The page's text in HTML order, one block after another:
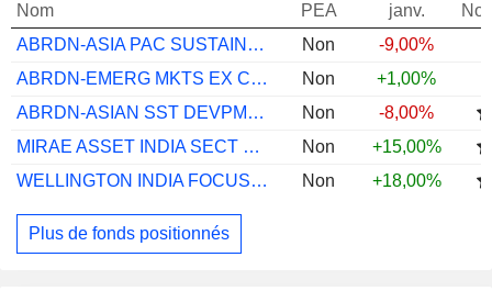
Nom PEA
janv.
ABRDN-ASIA PAC SUSTAINABLE EQ A ACC USD
Non
-9,00%
ABRDN-EMERG MKTS EX CHINA EQ I ACC EUR
Non
+1,00%
ABRDN-ASIAN SST DEVPMT EQUITY A ACC EUR
Non
-8,00%
MIRAE ASSET INDIA SECT LDR EQ I EUR
Non
+15,00%
WELLINGTON INDIA FOCUS EQ USD S AC
Non +18,00%
Plus de fonds positionnés